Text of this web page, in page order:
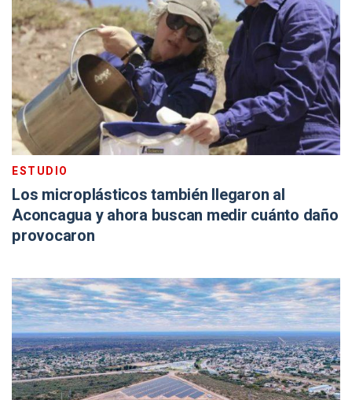
ESTUDIO
Los microplásticos también llegaron al
Aconcagua y ahora buscan medir cuánto daño
provocaron